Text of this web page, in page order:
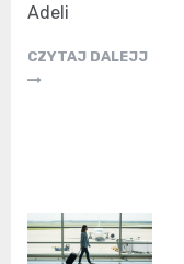
Adeli
CZYTAJ DALEJJ